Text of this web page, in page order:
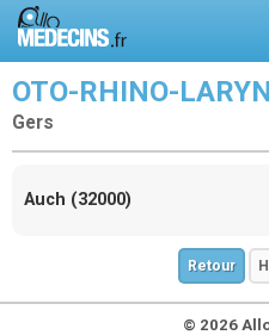
OTO-RHINO-
Gers
Auch (32000)
Retour
© 2026